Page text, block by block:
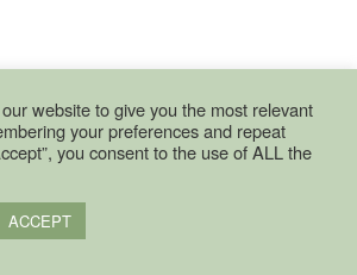
website to give you the most relevant
your preferences and repeat
you consent to the use of ALL the
ACCEPT